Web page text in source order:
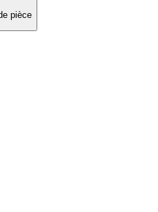
pièce